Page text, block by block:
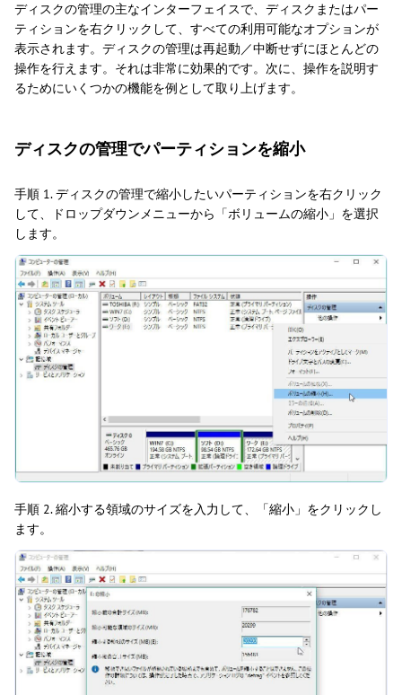
ディスクの管理の主なインターフェイスで、ディスクまたはパー
ティションを右クリックして、すべての利用可能なオプションが
表示されます。ディスクの管理は再起動／中断せずにほとんどの
操作を行えます。それは非常に効果的です。次に、操作を説明す
るためにいくつかの機能を例として取り上げます。
ディスクの管理でパーティションを縮小
手順 1. ディスクの管理で縮小したいパーティションを右クリック
して、ドロップダウンメニューから「ボリュームの縮小」を選択
します。
手順 2. 縮小する領域のサイズを入力して、「縮小」をクリックし
ます。